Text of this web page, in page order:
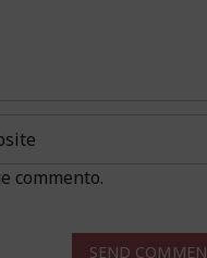
commento.
SEND